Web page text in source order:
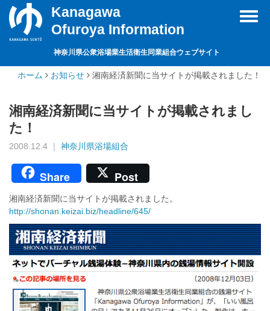
Kanagawa
Ofuroya Information
神奈川県公衆浴場業生活衛生同業組合ウェブサイト
ホーム お知らせ 湘南経済新聞に当サイトが掲載されました！
湘南経済新聞に当サイトが掲載されまし
た！
2008.12.4 ｜ 神奈川県浴場組合
Share Post
湘南経済新聞に当サイトが掲載されました。
http://shonan.keizai.biz/headline/645/